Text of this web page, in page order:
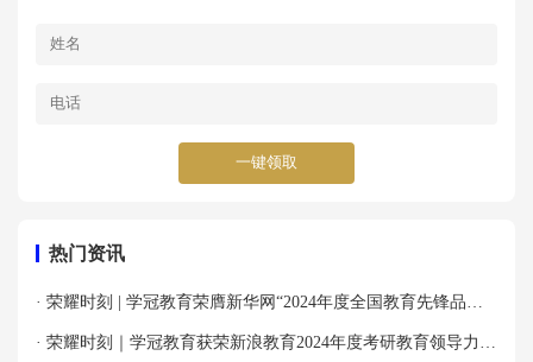
一键领取
热门资讯
· 荣耀时刻 | 学冠教育荣膺新华网“2024年度全国教育先锋品牌
优秀案例”殊荣！
· 荣耀时刻｜学冠教育获荣新浪教育2024年度考研教育领导力品